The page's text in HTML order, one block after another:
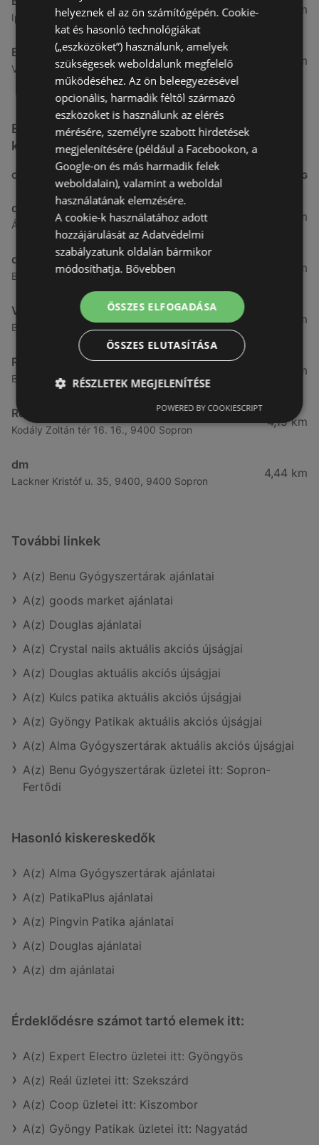
Ipar Körút 30, 9400 Sopron
7,03 km
Benu Gyógyszertárak
Vasút Sor 1, 9432 Fertőd
26,99 km
Egyéb Kozmetikumok és Drogéria üzletek a
közelben
CÍM TÁVOLSÁG
dm
Ágfalvi út 4, 9400, 9400 Sopron
3,26 km
dm
Besenyő u. 23, 9400 Sopron
3,28 km
Vianni
Bánfalvi út 14., 9400 Sopron
3,57 km
Rossmann
Bánfalvi út 6-8., 9400 Sopron
3,83 km
Rossmann
Kodály Zoltán tér 16. 16., 9400 Sopron
4,19 km
dm
Lackner Kristóf u. 35, 9400, 9400 Sopron
4,44 km
További linkek
A(z) Benu Gyógyszertárak ajánlatai
A(z) goods market ajánlatai
A(z) Douglas ajánlatai
A(z) Crystal nails aktuális akciós újságjai
A(z) Douglas aktuális akciós újságjai
A(z) Kulcs patika aktuális akciós újságjai
A(z) Gyöngy Patikak aktuális akciós újságjai
A(z) Alma Gyógyszertárak aktuális akciós újságjai
A(z) Benu Gyógyszertárak üzletei itt: Sopron-
Fertődi
Hasonló kiskereskedők
A(z) Alma Gyógyszertárak ajánlatai
A(z) PatikaPlus ajánlatai
A(z) Pingvin Patika ajánlatai
A(z) Douglas ajánlatai
A(z) dm ajánlatai
Érdeklődésre számot tartó elemek itt:
A(z) Expert Electro üzletei itt: Gyöngyös
A(z) Reál üzletei itt: Szekszárd
A(z) Coop üzletei itt: Kiszombor
A(z) Gyöngy Patikak üzletei itt: Nagyatád
helyeznek el az ön számítógépén. Cookie-
kat és hasonló technológiákat
(„eszközöket”) használunk, amelyek
szükségesek weboldalunk megfelelő
működéséhez. Az ön beleegyezésével
opcionális, harmadik féltől származó
eszközöket is használunk az elérés
mérésére, személyre szabott hirdetések
megjelenítésére (például a Facebookon, a
Google-on és más harmadik felek
weboldalain), valamint a weboldal
használatának elemzésére.
A cookie-k használatához adott
hozzájárulását az Adatvédelmi
szabályzatunk oldalán bármikor
módosíthatja. Bővebben
ÖSSZES ELFOGADÁSA
ÖSSZES ELUTASÍTÁSA
RÉSZLETEK MEGJELENÍTÉSE
POWERED BY COOKIESCRIPT